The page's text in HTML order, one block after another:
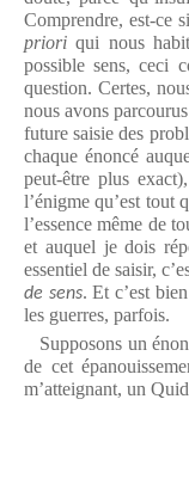
Comprendre, est-ce
prioriqui nous
possible sens, ceci
question. Certes,
nous avons
future saisie des
chaque énoncé
peut-être plus
l’énigme qu’est tout
l’essence même de
et auquel je dois
essentiel de saisir,
de sens. Et c’est
les guerres, parfois.
Supposons un
de cet
m’atteignant, un